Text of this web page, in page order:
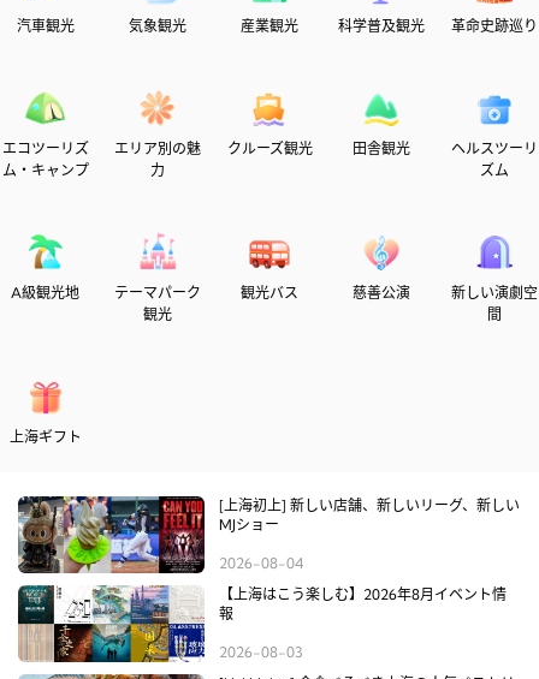
汽車観光 気象観光 産業観光 科学普及観光 革命史跡巡り
エコツーリズ
ム・キャンプ
エリア別の魅
力
クルーズ観光 田舎観光
ヘルスツーリ
ズム
A級観光地
テーマパーク
観光
観光バス 慈善公演
新しい演劇空
間
上海ギフト
[上海初上] 新しい店舗、新しいリーグ、新しい
MJショー
2026-08-04
【上海はこう楽しむ】2026年8月イベント情
報
2026-08-03